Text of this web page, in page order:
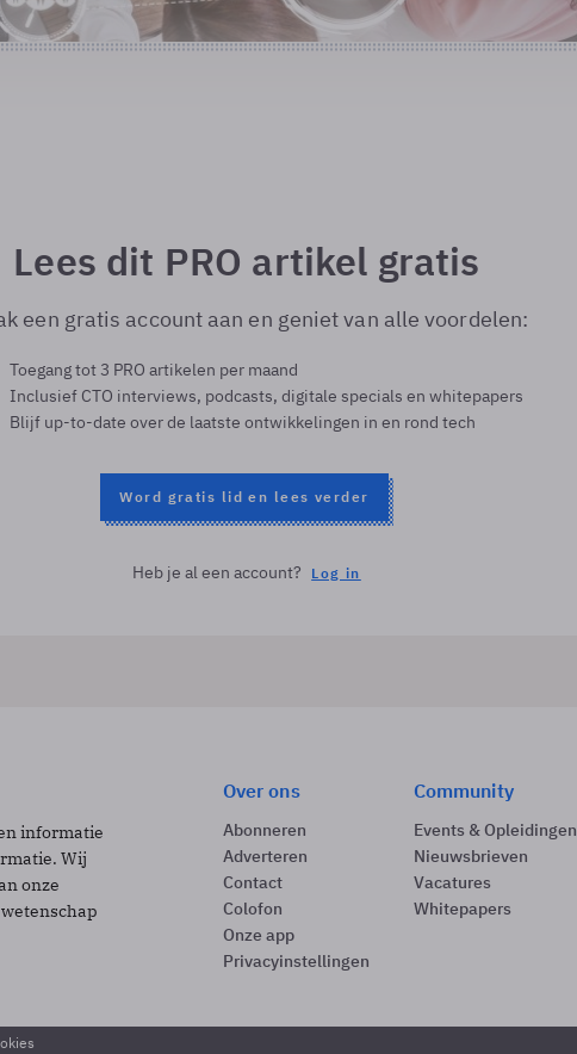
Lees dit PRO artikel gratis
een gratis account aan en geniet van alle voordelen:
Toegang tot 3 PRO artikelen per maand
Inclusief CTO interviews, podcasts, digitale specials en whitepapers
Blijf up-to-date over de laatste ontwikkelingen in en rond tech
Word gratis lid en lees verder
Heb je al een account? Log in
informatie
Wij
onze
Over ons
Abonneren
Adverteren
Contact
Colofon
Onze app
Privacyinstellingen
Community
Events & Opleidingen
Nieuwsbrieven
Vacatures
Whitepapers